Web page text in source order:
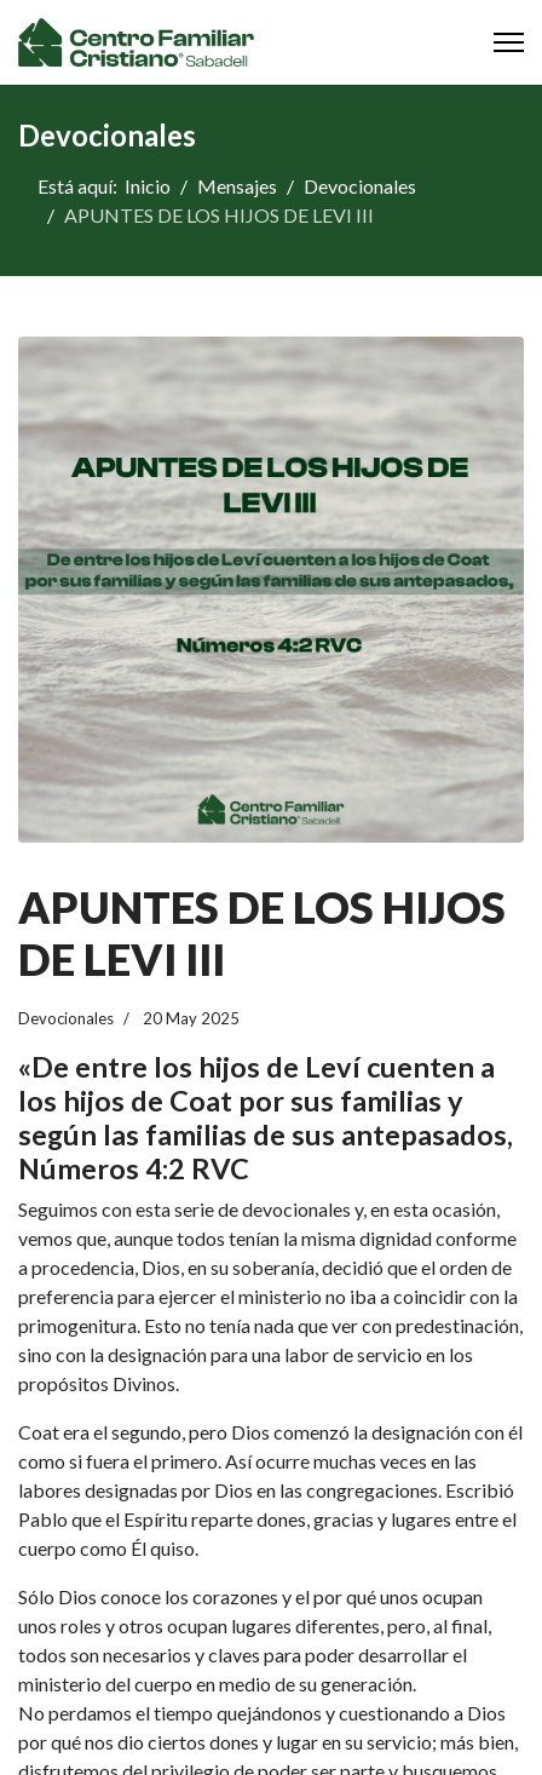
Devocionales
Está aquí: Inicio Mensajes
Devocionales
APUNTES DE LOS HIJOS DE LEVI III
APUNTES DE LOS HIJOS
DE LEVI III
Devocionales 20 May 2025
«De entre los hijos de Leví cuenten a
los hijos de Coat por sus familias y
según las familias de sus antepasados,
Números 4:2 RVC
Seguimos con esta serie de devocionales y, en esta ocasión,
vemos que, aunque todos tenían la misma dignidad conforme
a procedencia, Dios, en su soberanía, decidió que el orden de
preferencia para ejercer el ministerio no iba a coincidir con la
primogenitura. Esto no tenía nada que ver con predestinación,
sino con la designación para una labor de servicio en los
propósitos Divinos.
Coat era el segundo, pero Dios comenzó la designación con él
como si fuera el primero. Así ocurre muchas veces en las
labores designadas por Dios en las congregaciones. Escribió
Pablo que el Espíritu reparte dones, gracias y lugares entre el
cuerpo como Él quiso.
Sólo Dios conoce los corazones y el por qué unos ocupan
unos roles y otros ocupan lugares diferentes, pero, al final,
todos son necesarios y claves para poder desarrollar el
ministerio del cuerpo en medio de su generación.
No perdamos el tiempo quejándonos y cuestionando a Dios
por qué nos dio ciertos dones y lugar en su servicio; más bien,